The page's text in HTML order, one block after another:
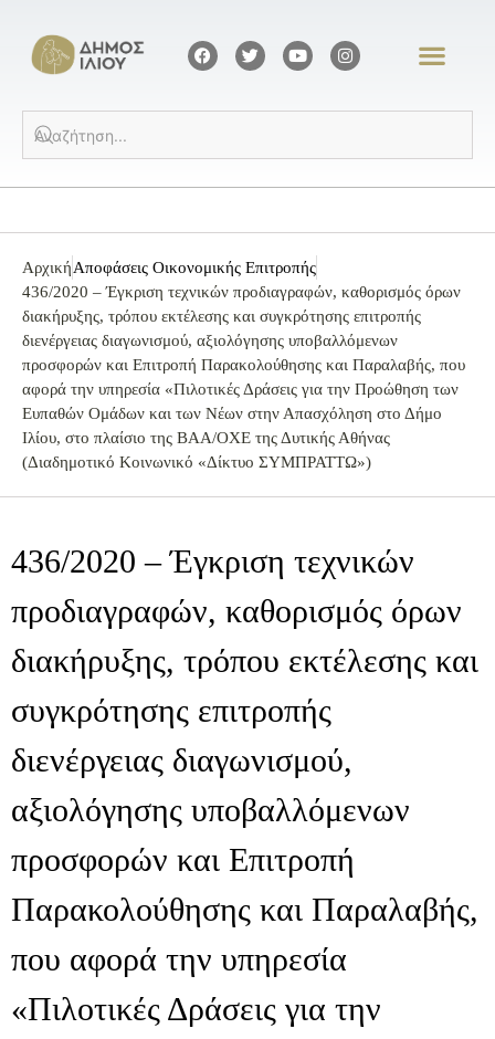
ΑρχικήΑποφάσεις Οικονομικής Επιτροπής
436/2020 – Έγκριση τεχνικών προδιαγραφών, καθορισμός όρων
διακήρυξης, τρόπου εκτέλεσης και συγκρότησης επιτροπής
διενέργειας διαγωνισμού, αξιολόγησης υποβαλλόμενων
προσφορών και Επιτροπή Παρακολούθησης και Παραλαβής, που
αφορά την υπηρεσία «Πιλοτικές Δράσεις για την Προώθηση των
Ευπαθών Ομάδων και των Νέων στην Απασχόληση στο Δήμο
Ιλίου, στο πλαίσιο της ΒΑΑ/ΟΧΕ της Δυτικής Αθήνας
(Διαδημοτικό Κοινωνικό «Δίκτυο ΣΥΜΠΡΑΤΤΩ»)
436/2020 – Έγκριση τεχνικών
προδιαγραφών, καθορισμός όρων
διακήρυξης, τρόπου εκτέλεσης και
συγκρότησης επιτροπής
διενέργειας διαγωνισμού,
αξιολόγησης υποβαλλόμενων
προσφορών και Επιτροπή
Παρακολούθησης και Παραλαβής,
που αφορά την υπηρεσία
«Πιλοτικές Δράσεις για την